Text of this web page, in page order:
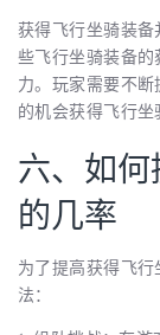
获得飞行坐骑装备
些飞行坐骑装备的
力。玩家需要不
的机会获得飞行坐
六、如
的几率
为了提高获得飞
法：